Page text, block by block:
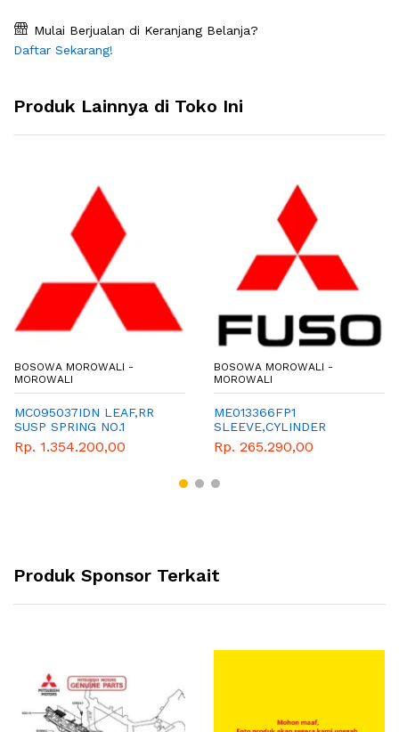
Mulai Berjualan di Keranjang Belanja?
Daftar Sekarang!
Produk Lainnya di Toko Ini
BOSOWA MOROWALI -
MOROWALI
MC095037IDN LEAF,RR
SUSP SPRING NO.1
Rp. 1.354.200,00
BOSOWA MOROWALI -
MOROWALI
ME013366FP1
SLEEVE,CYLINDER
Rp. 265.290,00
Produk Sponsor Terkait